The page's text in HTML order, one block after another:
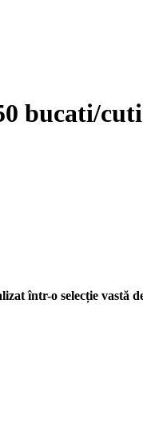
bucati/
într-o selecție vastă